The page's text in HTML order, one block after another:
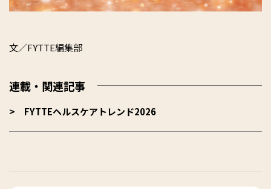
文／FYTTE編集部
連載・関連記事
FYTTEヘルスケアトレンド2026